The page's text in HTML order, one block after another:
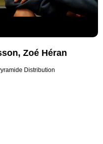
Zoé Héran
Distribution